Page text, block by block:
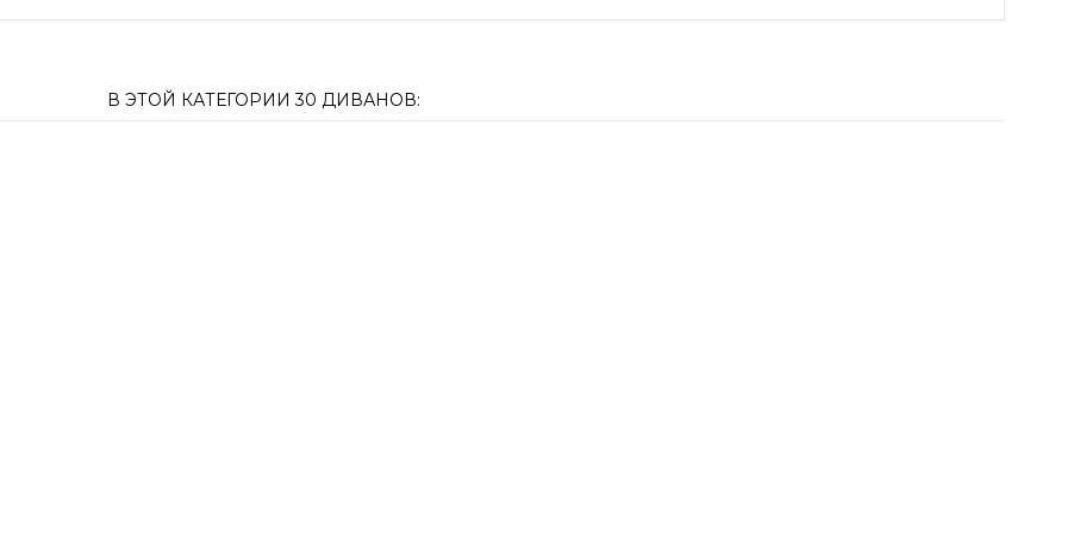
В ЭТОЙ КАТЕГОРИИ 30 ДИВАНОВ: